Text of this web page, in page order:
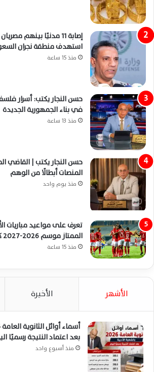
إصابة 11 مدنيًا بينهم
استهدف منطقة نجران
منذ 15 ساعة
حسن النجار يكتب: أسرار
في بناء الجمهورية الجديدة
منذ 13 ساعة
حسن النجار يكتب | القاضي
المنصات أبطالًا من الوهم
منذ يوم واحد
تعرف على مواعيد مباريات
الممتاز موسم 2026-2027 كاملة بالتفصيل اليوم
منذ 15 ساعة
الأشهر الأخيرة
بعد اعتماد النتيجة رسميًا
منذ أسبوع واحد